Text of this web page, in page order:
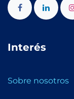
Interés
Sobre nosotros